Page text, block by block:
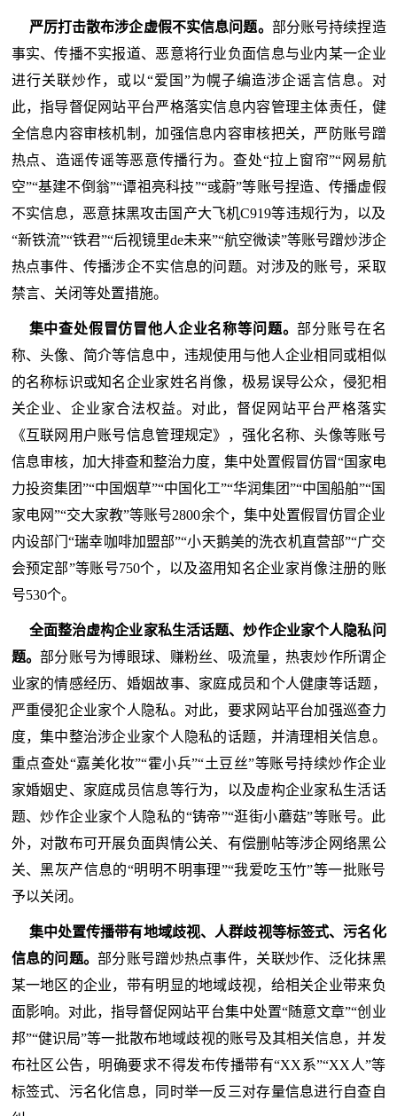
严厉打击散布涉企虚假不实信息问题。 部分账号持续捏造
事实、传播不实报道、恶意将行业负面信息与业内某一企业
进行关联炒作，或以“爱国”为幌子编造涉企谣言信息。对
此，指导督促网站平台严格落实信息内容管理主体责任，健
全信息内容审核机制，加强信息内容审核把关，严防账号蹭
热点、造谣传谣等恶意传播行为。查处“拉上窗帘”“网易航
空”“基建不倒翁”“谭祖亮科技”“彧蔚”等账号捏造、传播虚假
不实信息，恶意抹黑攻击国产大飞机C919等违规行为，以及
“新铁流”“铁君”“后视镜里de未来”“航空微读”等账号蹭炒涉企
热点事件、传播涉企不实信息的问题。对涉及的账号，采取
禁言、关闭等处置措施。
集中查处假冒仿冒他人企业名称等问题。部分账号在名
称、头像、简介等信息中，违规使用与他人企业相同或相似
的名称标识或知名企业家姓名肖像，极易误导公众，侵犯相
关企业、企业家合法权益。对此，督促网站平台严格落实
《互联网用户账号信息管理规定》，强化名称、头像等账号
信息审核，加大排查和整治力度，集中处置假冒仿冒“国家电
力投资集团”“中国烟草”“中国化工”“华润集团”“中国船舶”“国
家电网”“交大家教”等账号2800余个，集中处置假冒仿冒企业
内设部门“瑞幸咖啡加盟部”“小天鹅美的洗衣机直营部”“广交
会预定部”等账号750个，以及盗用知名企业家肖像注册的账
号530个。
全面整治虚构企业家私生活话题、炒作企业家个人隐私问
题。部分账号为博眼球、赚粉丝、吸流量，热衷炒作所谓企
业家的情感经历、婚姻故事、家庭成员和个人健康等话题，
严重侵犯企业家个人隐私。对此，要求网站平台加强巡查力
度，集中整治涉企业家个人隐私的话题，并清理相关信息。
重点查处“嘉美化妆”“霍小兵”“土豆丝”等账号持续炒作企业
家婚姻史、家庭成员信息等行为，以及虚构企业家私生活话
题、炒作企业家个人隐私的“铸帝”“逛街小蘑菇”等账号。此
外，对散布可开展负面舆情公关、有偿删帖等涉企网络黑公
关、黑灰产信息的“明明不明事理”“我爱吃玉竹”等一批账号
予以关闭。
集中处置传播带有地域歧视、人群歧视等标签式、污名化
信息的问题。部分账号蹭炒热点事件，关联炒作、泛化抹黑
某一地区的企业，带有明显的地域歧视，给相关企业带来负
面影响。对此，指导督促网站平台集中处置“随意文章”“创业
邦”“健识局”等一批散布地域歧视的账号及其相关信息，并发
布社区公告，明确要求不得发布传播带有“XX系”“XX人”等
标签式、污名化信息，同时举一反三对存量信息进行自查自